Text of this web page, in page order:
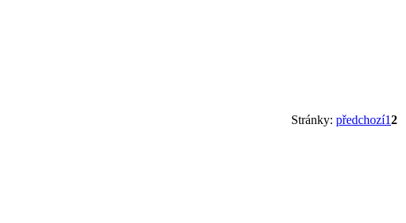
Stránky: předchozí12